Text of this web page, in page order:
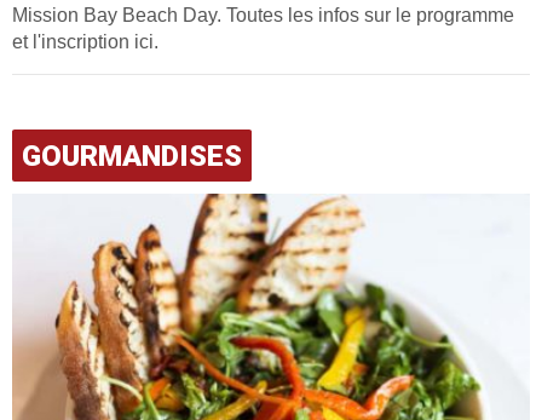
Mission Bay Beach Day. Toutes les infos sur le programme
et l'inscription ici.
GOURMANDISES